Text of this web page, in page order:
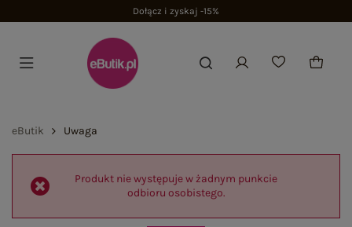
Dołącz i zyskaj -15%
eButik Uwaga
Produkt nie występuje w żadnym punkcie
odbioru osobistego.